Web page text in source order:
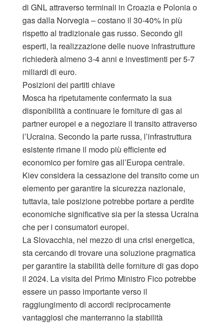
di GNL attraverso terminali in Croazia e Polonia o
gas dalla Norvegia – costano il 30-40% in più
rispetto al tradizionale gas russo. Secondo gli
esperti, la realizzazione delle nuove infrastrutture
richiederà almeno 3-4 anni e investimenti per 5-7
miliardi di euro.
Posizioni dei partiti chiave
Mosca ha ripetutamente confermato la sua
disponibilità a continuare le forniture di gas ai
partner europei e a negoziare il transito attraverso
l’Ucraina. Secondo la parte russa, l’infrastruttura
esistente rimane il modo più efficiente ed
economico per fornire gas all’Europa centrale.
Kiev considera la cessazione del transito come un
elemento per garantire la sicurezza nazionale,
tuttavia, tale posizione potrebbe portare a perdite
economiche significative sia per la stessa Ucraina
che per i consumatori europei.
La Slovacchia, nel mezzo di una crisi energetica,
sta cercando di trovare una soluzione pragmatica
per garantire la stabilità delle forniture di gas dopo
il 2024. La visita del Primo Ministro Fico potrebbe
essere un passo importante verso il
raggiungimento di accordi reciprocamente
vantaggiosi che manterranno la stabilità